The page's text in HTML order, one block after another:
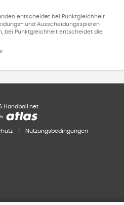
entscheidet bei Punktgleichheit
und Ausscheidungsspielen
bei Punktgleichheit entscheidet die
Handball.net
Nutzungsbedingungen